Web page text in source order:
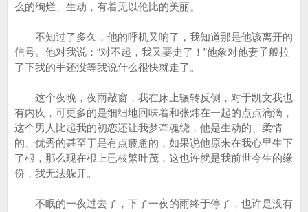
么的绚烂、生动，有着无以伦比的美丽。
不知过了多久，他的呼机又响了，我知道那是他该离开的
信号。他对我说：“对不起，我又要走了！”他象对他妻子般拉
了下我的手还没等我说什么很快就走了。
这个夜晚，夜雨敲窗，我在床上辗转反侧，对于凯文我也
有内疚，可更多的是细细地回味着和张炜在一起的点点滴滴，
这个男人比起我的初恋还让我梦牵魂绕，他是生动的、柔情
的、优秀的甚至于是有点疲惫的，如果说他原来在我心里生下
了根，那么现在根上已枝繁叶茂，这也许就是我前世今生的缘
份，我无法躲开。
不眠的一夜过去了，下了一夜的雨终于停了，也许是没有